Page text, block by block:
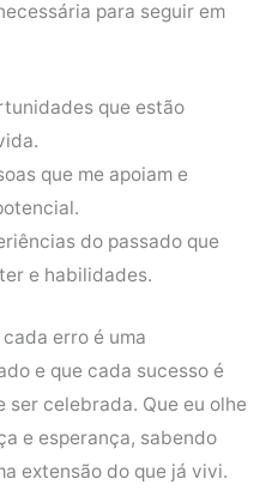
para seguir em
que estão
que me apoiam e
do passado que
e habilidades.
erro é uma
e que cada sucesso é
ser celebrada. Que eu olhe
e esperança, sabendo
extensão do que já vivi.